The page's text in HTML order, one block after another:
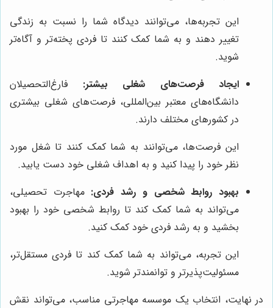
این تجربه‌ها، می‌توانند دیدگاه شما را نسبت به زندگی
تغییر دهند و به شما کمک کنند تا فردی پخته‌تر و آگاه‌تر
شوید.
ایجاد فرصت‌های شغلی بیشتر: فارغ‌التحصیلان
دانشگاه‌های معتبر بین‌المللی، فرصت‌های شغلی بیشتری
در کشورهای مختلف دارند.
این فرصت‌ها، می‌توانند به شما کمک کنند تا شغل مورد
نظر خود را پیدا کنید و به اهداف شغلی خود دست یابید.
بهبود روابط شخصی و رشد فردی: مهاجرت تحصیلی،
می‌تواند به شما کمک کند تا روابط شخصی خود را بهبود
بخشید و به رشد فردی خود کمک کنید.
این تجربه، می‌تواند به شما کمک کند تا فردی مستقل‌تر،
مسئولیت‌پذیرتر و توانمندتر شوید.
در نهایت، انتخاب یک موسسه مهاجرتی مناسب، می‌تواند نقش